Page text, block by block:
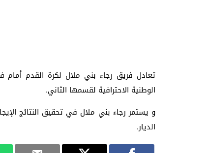
تعادل فريق رجاء بني ملال لكرة القدم أمام
الوطنية الاحترافية لقسمها الثاني.
و يستمر رجاء بني ملال في تحقيق النتائج
الديار.